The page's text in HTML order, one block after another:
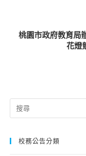
桃園市政府教育局
花燈
Search
for:
校務公告分類